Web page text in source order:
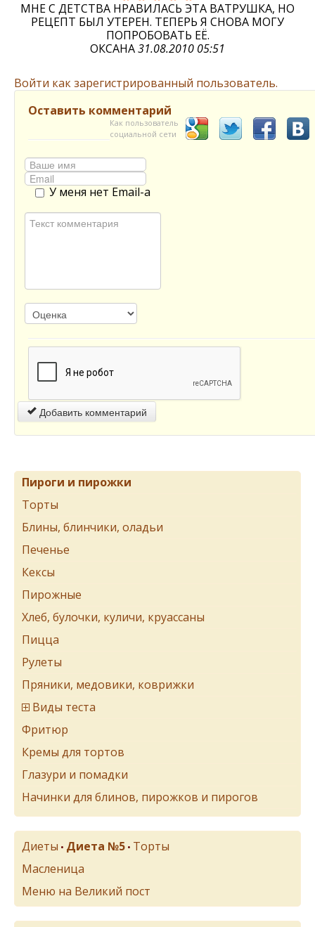
МНЕ С ДЕТСТВА НРАВИЛАСЬ ЭТА ВАТРУШКА, НО
РЕЦЕПТ БЫЛ УТЕРЕН. ТЕПЕРЬ Я СНОВА МОГУ
ПОПРОБОВАТЬ ЕЁ.
ОКСАНА31.08.2010 05:51
Войти как зарегистрированный пользователь.
Оставить комментарий
Как пользователь
социальной сети
У меня нет Email-а
Добавить комментарий
Пироги и пирожки
Торты
Блины, блинчики, оладьи
Печенье
Кексы
Пирожные
Хлеб, булочки, куличи, круассаны
Пицца
Рулеты
Пряники, медовики, коврижки
Виды теста
Фритюр
Кремы для тортов
Глазури и помадки
Начинки для блинов, пирожков и пирогов
Диеты • Диета №5 • Торты
Масленица
Меню на Великий пост